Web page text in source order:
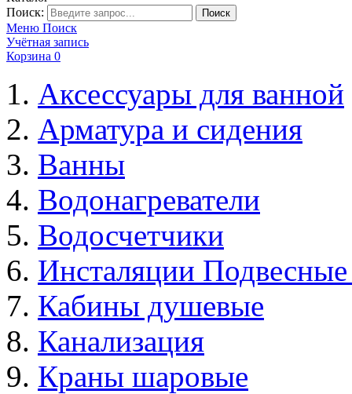
Поиск:
Поиск
Меню Поиск
Учётная запись
Корзина 0
Аксессуары для ванной
Арматура и сидения
Ванны
Водонагреватели
Водосчетчики
Инсталяции
Кабины душевые
Канализация
Краны шаровые